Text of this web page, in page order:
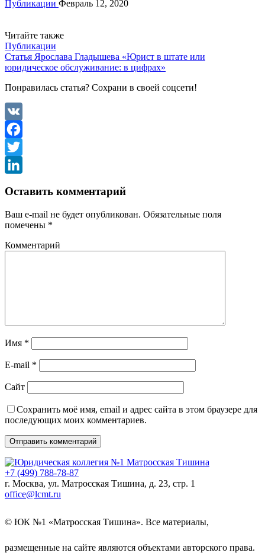
Публикации Февраль 12, 2020
Читайте также
Публикации
Статья Ярослава Гладышева «Юрист в штате или
юридическое обслуживание: в цифрах»
Понравилась статья? Сохрани в своей соцсети!
VK
Facebook
Twitter
Оставить комментарий
Ваш e-mail не будет опубликован. Обязательные поля
помечены *
Комментарий
Имя *
E-mail *
Сайт
Сохранить моё имя, email и адрес сайта в этом браузере для
последующих моих комментариев.
+7 (499) 788-78-87
г. Москва, ул. Матросская Тишина, д. 23, стр. 1
office@lcmt.ru
© ЮК №1 «Матросская Тишина». Все материалы,
размещенные на сайте являются объектами авторского права.